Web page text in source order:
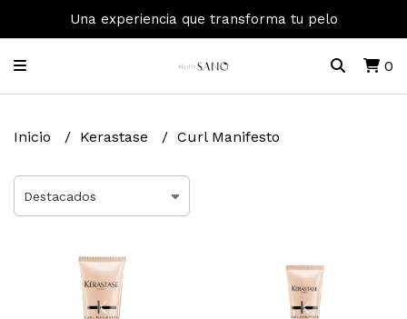
Una experiencia que transforma tu pelo
0
Inicio Kerastase Curl Manifesto